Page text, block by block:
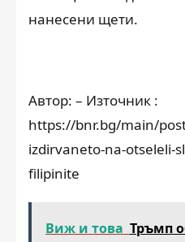
нанесени щети.
Автор: – Източник :
https://bnr.bg/main/
izdirvaneto-na-otseleli-
filipinite
Виж и това Тръмп